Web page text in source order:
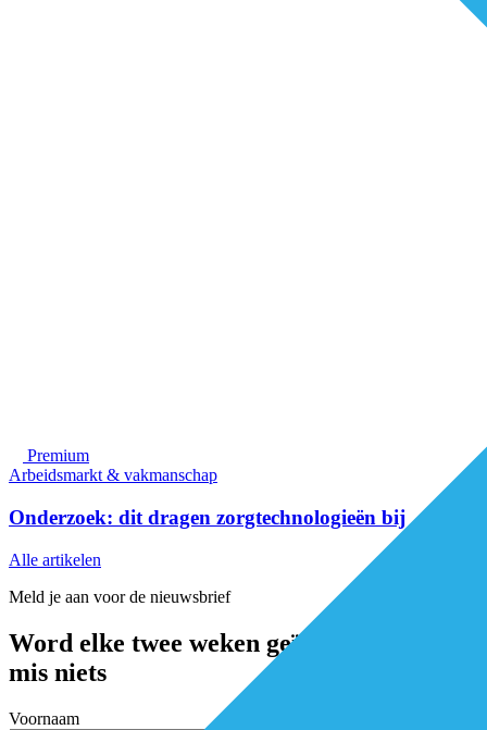
Premium
Arbeidsmarkt & vakmanschap
Onderzoek: dit dragen zorgtechnologieën bij
Alle artikelen
Meld je aan voor de nieuwsbrief
Word elke twee weken geïnspireerd en
mis niets
Voornaam